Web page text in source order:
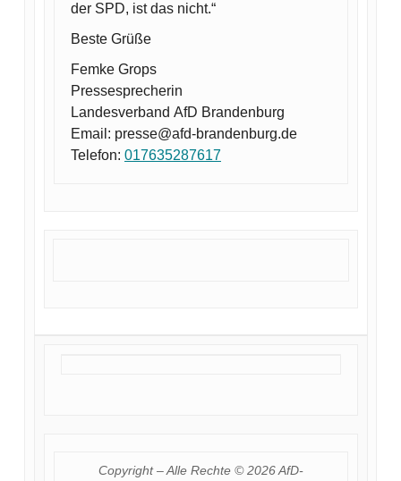
der SPD, ist das nicht.“
Beste Grüße
Femke Grops
Pressesprecherin
Landesverband AfD Brandenburg
Email: presse@afd-brandenburg.de
Telefon: 017635287617
Copyright – Alle Rechte © 2026 AfD-